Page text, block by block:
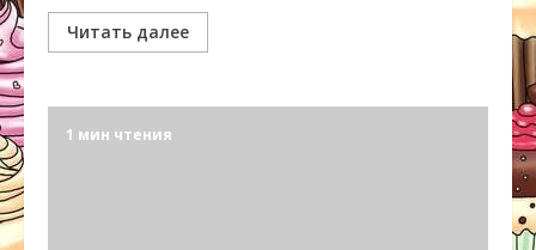
Читать далее
1 мин чтения